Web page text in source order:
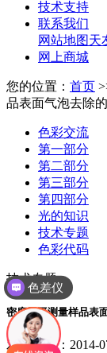
技术支持
联系我们
网站地图天
网上商城
您的位置： 首页
品表面气泡去除
色彩交流
第一部分
第二部分
第三部分
第四部分
光的知识
技术专题
色彩代码
技术专题
密度天平测量样品表
发布日期：2014-
色差仪